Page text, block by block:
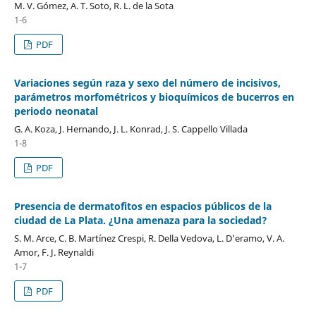
M. V. Gómez, A. T. Soto, R. L. de la Sota
1-6
PDF
Variaciones según raza y sexo del número de incisivos,
parámetros morfométricos y bioquímicos de bucerros en
periodo neonatal
G. A. Koza, J. Hernando, J. L. Konrad, J. S. Cappello Villada
1-8
PDF
Presencia de dermatofitos en espacios públicos de la
ciudad de La Plata. ¿Una amenaza para la sociedad?
S. M. Arce, C. B. Martínez Crespi, R. Della Vedova, L. D'eramo, V. A.
Amor, F. J. Reynaldi
1-7
PDF